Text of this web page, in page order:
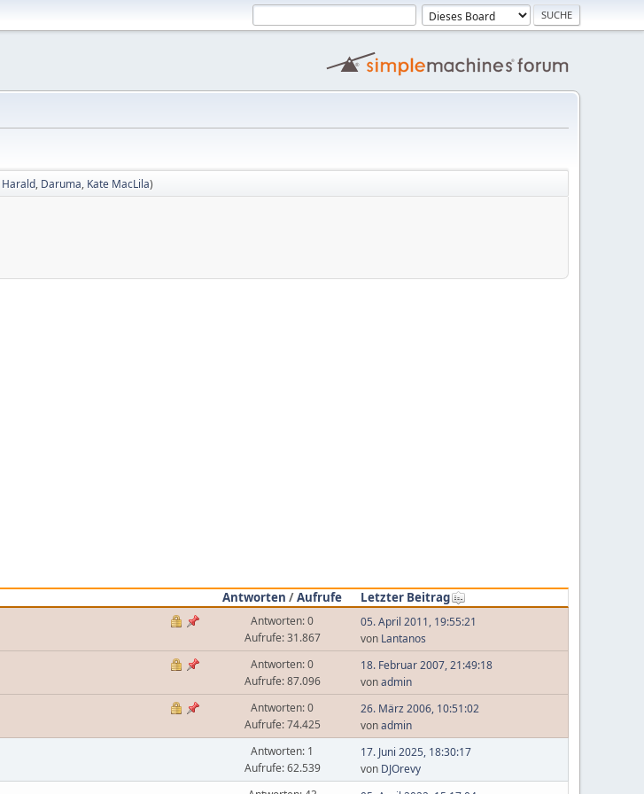
Harald, Daruma, Kate MacLila)
Antworten /Aufrufe
Letzter Beitrag
Antworten: 0
Aufrufe: 31.867
05. April 2011, 19:55:21
von Lantanos
Antworten: 0
Aufrufe: 87.096
18. Februar 2007, 21:49:18
vonadmin
Antworten: 0
Aufrufe: 74.425
26. März 2006, 10:51:02
vonadmin
Antworten: 1
Aufrufe: 62.539
17. Juni 2025, 18:30:17
von DJOrevy